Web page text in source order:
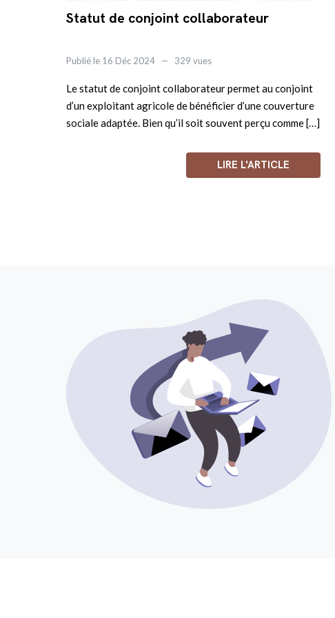
Statut de conjoint collaborateur
Publié le 16 Déc 2024 329 vues
Le statut de conjoint collaborateur permet au conjoint
d’un exploitant agricole de bénéficier d’une couverture
sociale adaptée. Bien qu’il soit souvent perçu comme […]
LIRE L'ARTICLE